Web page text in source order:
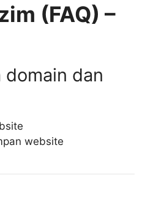
(FAQ) –
domain dan
website